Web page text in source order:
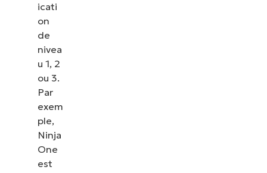
icati
on
de
nivea
u 1, 2
ou 3.
Par
exem
ple,
Ninja
One
est